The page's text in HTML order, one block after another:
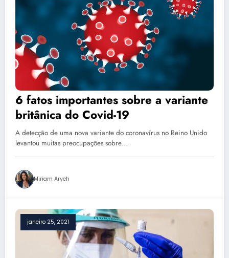
6 fatos importantes sobre a variante
britânica do Covid-19
A detecção de uma nova variante do coronavírus no Reino Unido
levantou muitas preocupações sobre…
Miriam Aryeh
janeiro 25, 2021